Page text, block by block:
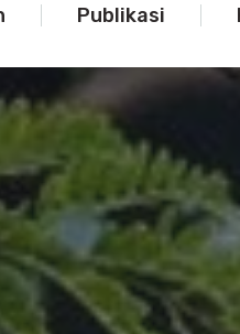
Publikasi